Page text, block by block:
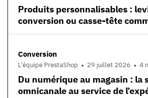
Produits personnalisables :
conversion ou casse-tête
Conversion
L'équipe PrestaShop 29 juillet 2026 4
Du numérique au magasin : la
omnicanale au service de